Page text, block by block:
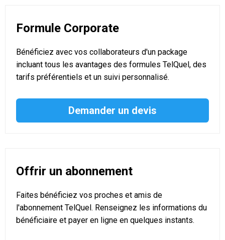
Formule Corporate
Bénéficiez avec vos collaborateurs d'un package
incluant tous les avantages des formules TelQuel, des
tarifs préférentiels et un suivi personnalisé.
Demander un devis
Offrir un abonnement
Faites bénéficiez vos proches et amis de
l'abonnement TelQuel. Renseignez les informations du
bénéficiaire et payer en ligne en quelques instants.